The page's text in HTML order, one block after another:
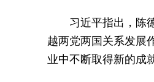
习近平指出，陈
越两党两国关系发展
业中不断取得新的成